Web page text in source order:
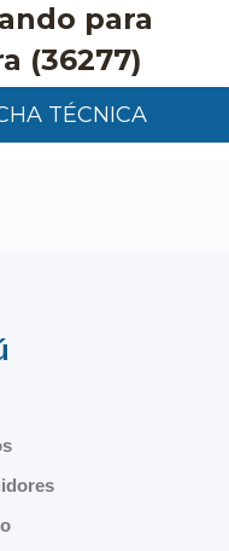
para
(36277)
TÉCNICA